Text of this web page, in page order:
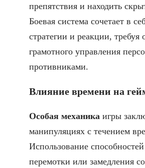
препятствия и находить
Боевая система сочетает в
стратегии и реакции, требуя
грамотного управления
противниками.
Влияние времени на
Особая механика игры
манипуляциях с течением
Использование
перемотки или замедления